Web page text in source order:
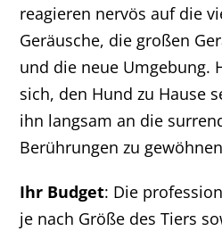
reagieren nervös auf die
Geräusche, die großen
und die neue Umgebung.
sich, den Hund zu Hause
ihn langsam an die
Berührungen zu
Ihr Budget: Die
je nach Größe des Tiers